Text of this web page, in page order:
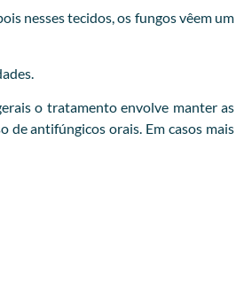
nesses tecidos, os fungos vêem um
o tratamento envolve manter as
de antifúngicos orais. Em casos mais